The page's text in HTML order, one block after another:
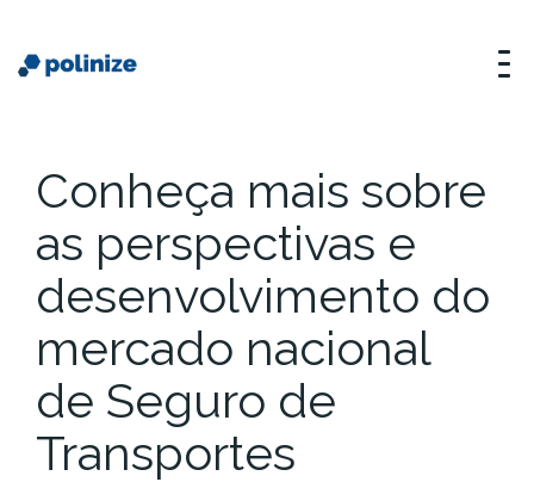
Conheça mais sobre
as perspectivas e
desenvolvimento do
mercado nacional
de Seguro de
Transportes